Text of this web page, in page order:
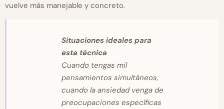
vuelve más manejable y concreto.
Situaciones ideales para
esta técnica
Cuando tengas mil
pensamientos simultáneos,
cuando la ansiedad venga de
preocupaciones específicas